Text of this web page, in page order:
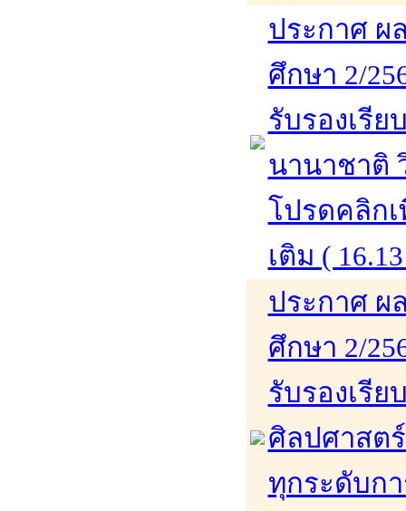
ประกาศ ผ
ศึกษา 2/
รับรองเรีย
นานาชาติ
โปรดคลิก
เติม (
ประกาศ ผ
ศึกษา 2/
รับรองเรี
ศิลปศาสต
ทุกระดับก